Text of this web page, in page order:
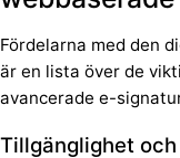
Fördelarna med den
är en lista över de
avancerade e-
Tillgänglighet